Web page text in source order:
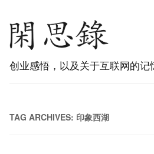
创业感悟，以及关于互联网的记
TAG ARCHIVES: 印象西湖